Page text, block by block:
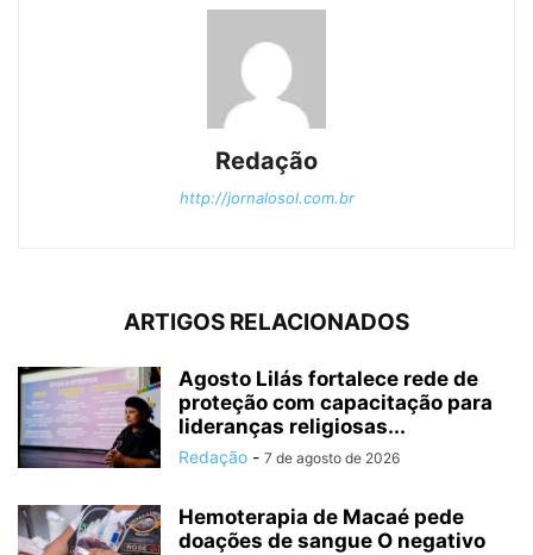
Redação
http://jornalosol.com.br
ARTIGOS RELACIONADOS
Agosto Lilás fortalece rede de
proteção com capacitação para
lideranças religiosas...
Redação - 7 de agosto de 2026
Hemoterapia de Macaé pede
doações de sangue O negativo